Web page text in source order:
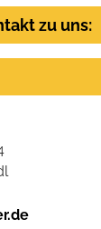
zu uns: